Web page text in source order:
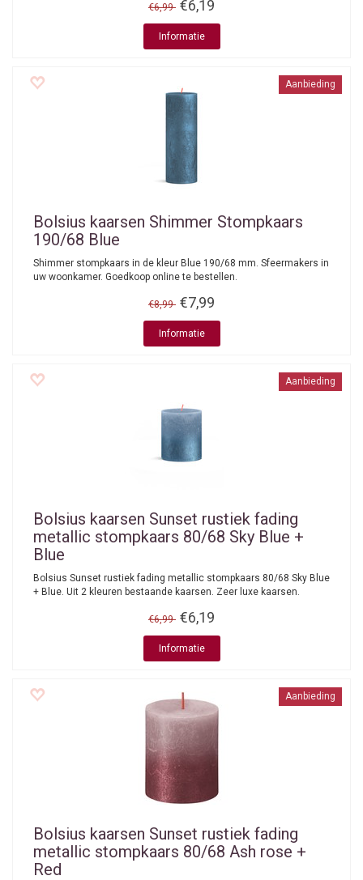
€6,99 €6,19
Informatie
Aanbieding
Bolsius kaarsen Shimmer Stompkaars
190/68 Blue
Shimmer stompkaars in de kleur Blue 190/68 mm. Sfeermakers in
uw woonkamer. Goedkoop online te bestellen.
€8,99 €7,99
Informatie
Aanbieding
Bolsius kaarsen Sunset rustiek fading
metallic stompkaars 80/68 Sky Blue +
Blue
Bolsius Sunset rustiek fading metallic stompkaars 80/68 Sky Blue
+ Blue. Uit 2 kleuren bestaande kaarsen. Zeer luxe kaarsen.
€6,99 €6,19
Informatie
Aanbieding
Bolsius kaarsen Sunset rustiek fading
metallic stompkaars 80/68 Ash rose +
Red